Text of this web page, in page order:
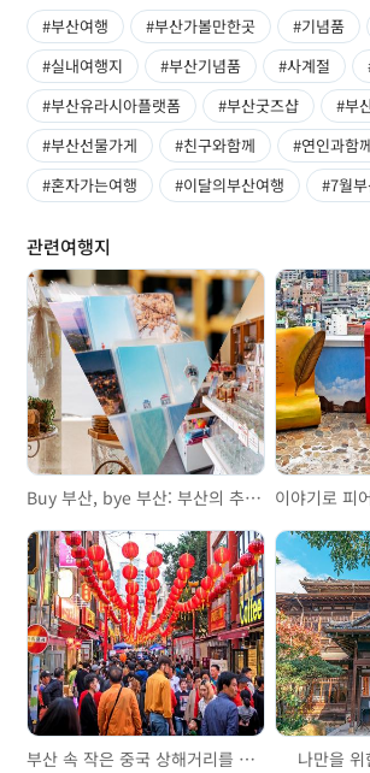
#부산여행 #부산가볼만한곳 #기념품
#실내여행지
#부산기념품 #사계절
#부산유라시아플랫폼
#부산굿즈샵
#부
#부산선물가게
#친구와함께 #연인과함
#혼자가는여행
#이달의부산여행 #7월
관련여행지
Buy 부산, bye 부산: 부산의 추억을 담아갈 수 있는 소품샵 3곳
부산 속 작은 중국 상해거리를 걷다 나만을